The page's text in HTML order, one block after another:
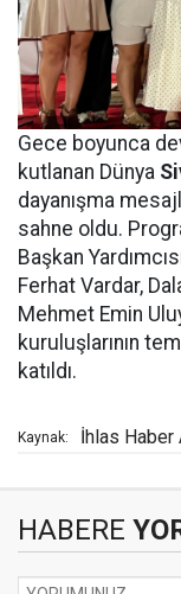
Gece boyunca
kutlanan Dünya
dayanışma
sahne oldu.
Başkan
Ferhat Vardar,
Mehmet Emin
kuruluşlarının
katıldı.
Kaynak: İhlas Haber
HABERE